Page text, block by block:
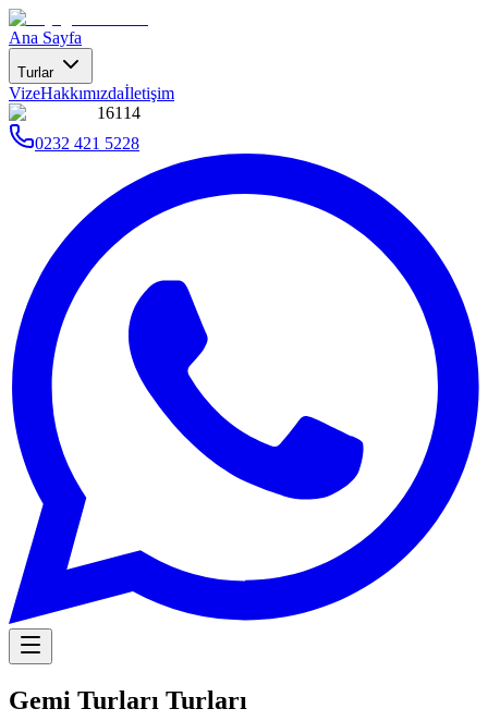
Ana Sayfa
Turlar
VizeHakkımızdaİletişim
16114
0232 421 5228
Gemi Turları Turları